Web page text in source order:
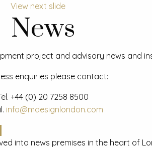
View next slide
News
project and advisory news and
enquiries please contact:
+44 (0) 20 7258 8500
info@mdesignlondon.com
into news premises in the heart of